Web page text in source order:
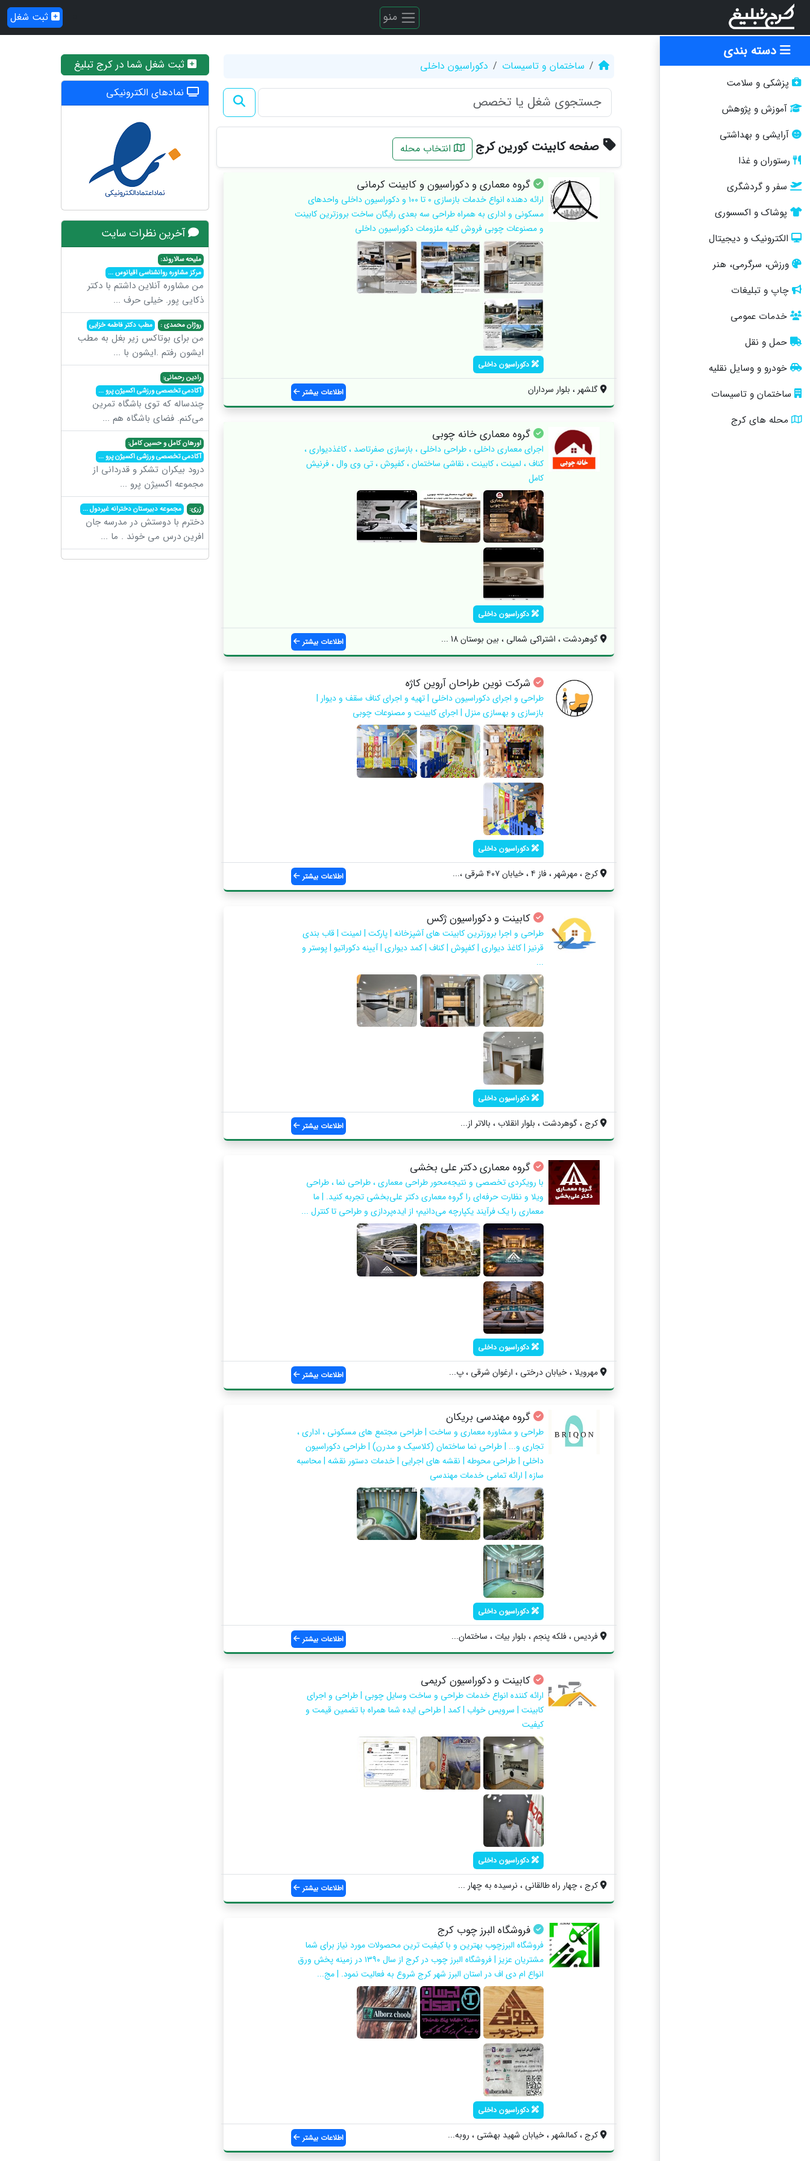
منو ثبت شغل
دسته بندی
پزشکی و سلامت
آموزش و پژوهش
آرایشی و بهداشتی
رستوران و غذا
سفر و گردشگری
پوشاک و اکسسوری
الکترونیک و دیجیتال
ورزش، سرگرمی، هنر
چاپ و تبلیغات
خدمات عمومی
حمل و نقل
خودرو و وسایل نقلیه
ساختمان و تاسیسات
محله های کرج
ساختمان و تاسیسات دکوراسیون داخلی
صفحه کابینت کورین کرج انتخاب محله
گروه معماری و دکوراسیون و کابینت کرمانی
ارائه دهنده انواع خدمات بازسازی ۰ تا ۱۰۰ و دکوراسیون داخلی واحدهای
مسکونی و اداری به همراه طراحی سه بعدی رایگان ساخت بروزترین کابینت
و مصنوعات چوبی فروش کلیه ملزومات دکوراسیون داخلی
دکوراسیون داخلی
گلشهر ، بلوار سرداران اطلاعات بیشتر
گروه‌ معماری خانه چوبی
اجرای معماری داخلی ، طراحی داخلی ، بازسازی صفرتاصد ، کاغذدیواری ،
کناف ، لمینت ، کابینت ، نقاشی ساختمان ، کفپوش ، تی وی وال ، فرنیش
کامل
دکوراسیون داخلی
گوهردشت ، اشتراکی شمالی ، بین بوستان 18 ... اطلاعات بیشتر
شرکت نوین طراحان آروین کاژه
طراحی و اجرای دکوراسیون داخلی | تهیه و اجرای کناف سقف و دیوار |
بازسازی و بهسازی منزل | اجرای کابینت و مصنوعات چوبی
دکوراسیون داخلی
کرج ، مهرشهر ، فاز ۴ ، خیابان ۴۰۷ شرقی ،... اطلاعات بیشتر
کابینت و دکوراسیون ژکس
طراحی و اجرا بروزترین کابینت های آشپزخانه | پارکت | لمینت | قاب بندی
قرنیز | کاغذ دیواری | کفپوش | کناف | کمد دیواری | آیینه دکوراتیو | پوستر و
...
دکوراسیون داخلی
کرج ، گوهردشت ، بلوار انقلاب ، بالاتر از... اطلاعات بیشتر
گروه معماری دکتر علی بخشی
با رویکردی تخصصی و نتیجه‌محور طراحی معماری ، طراحی نما ، طراحی
ویلا و نظارت حرفه‌ای را گروه معماری دکتر علی‌بخشی تجربه کنید. | ما
معماری را یک فرآیند یکپارچه می‌دانیم؛ از ایده‌پردازی و طراحی تا کنترل ...
دکوراسیون داخلی
مهرویلا ، خیابان درختی ، ارغوان شرقی ، پ... اطلاعات بیشتر
گروه مهندسی بریکان
طراحی و مشاوره معماری و ساخت | طراحی مجتمع های مسکونی ، اداری ،
تجاری و... | طراحی نما ساختمان (کلاسیک و مدرن) | طراحی دکوراسیون
داخلی | طراحی محوطه | نقشه های اجرایی | خدمات دستور نقشه | محاسبه
سازه | ارائه تمامی خدمات مهندسی
دکوراسیون داخلی
فردیس ، فلکه پنجم ، بلوار بیات ، ساختمان... اطلاعات بیشتر
کابینت و دکوراسیون کریمی
ارائه کننده انواع خدمات طراحی و ساخت وسایل چوبی | طراحی و اجرای
کابینت | سرویس خواب | کمد | طراحی ایده شما همراه با تضمین قیمت و
کیفیت
دکوراسیون داخلی
کرج ، چهار راه طالقانی ، نرسیده به چهار ... اطلاعات بیشتر
فروشگاه البرز چوب کرج
فروشگاه البرزچوب بهترین و با کیفیت ترین محصولات مورد نیاز برای شما
مشتریان عزیز | فروشگاه البرز چوب در کرج از سال ۱۳۹۰ در زمینه پخش ورق
انواع ام دی اف در استان البرز شهر کرج شروع به فعالیت نمود‌. | مج...
دکوراسیون داخلی
کرج ، کمالشهر ، خیابان شهید بهشتی ، روبه... اطلاعات بیشتر
ثبت شغل شما در کرج تبلیغ
نمادهای الکترونیکی
آخرین نظرات سایت
ملیحه سالاروند:
مرکز مشاوره روانشناسی اقیانوس...
من مشاوره آنلاین داشتم با دکتر
ذکایی پور. خیلی حرف ...
روژان محمدی : مطب دکتر فاطمه خزایی
من برای بوتاکس زیر بغل به مطب
ایشون رفتم .ایشون با ...
رادین رحمانی:
آکادمی تخصصی ورزشی اکسیژن پرو...
چندساله که توی باشگاه تمرین
می‌کنم. فضای باشگاه هم ...
اورهان کامل و حسین کامل:
آکادمی تخصصی ورزشی اکسیژن پرو...
درود بیکران تشکر و قدردانی از
مجموعه اکسیژن پرو ...
زری: مجموعه دبیرستان دخترانه غیردول...
دخترم با دوستش در مدرسه جان
افرین درس می خوند . ما ...